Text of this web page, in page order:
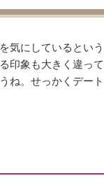
気にしているとい
印象も大きく違っ
ね。せっかくデー